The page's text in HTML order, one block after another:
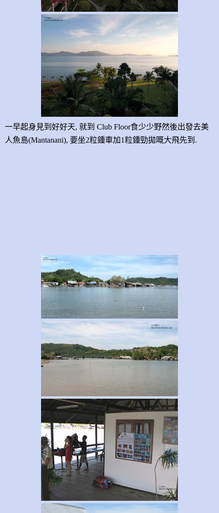
一早起身見到好好天, 就到 Club Floor食少少野然後出發去美
人魚島(Mantanani), 要坐2粒鍾車加1粒鍾勁拋嘅大飛先到 .